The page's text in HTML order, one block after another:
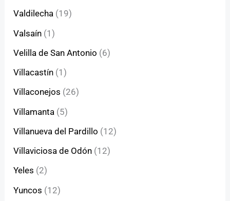
Valdilecha (19)
Valsaín (1)
Velilla de San Antonio (6)
Villacastín (1)
Villaconejos (26)
Villamanta (5)
Villanueva del Pardillo (12)
Villaviciosa de Odón (12)
Yeles (2)
Yuncos (12)